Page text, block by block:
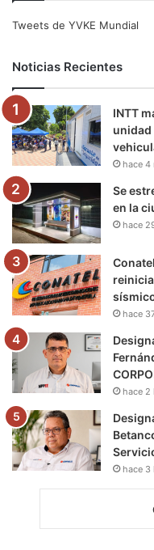
e
o
o
k
t
e
r
Tweets de YVKE Mundial
Noticias Recientes
INTT
unidad
hace 4
Se
en la
hace
hace
hace 2
hace 3